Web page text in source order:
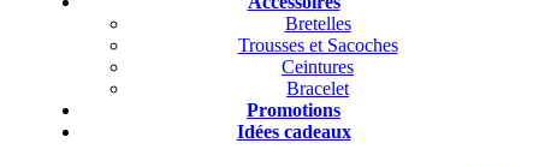
Bretelles
Trousses et Sacoches
Ceintures
Bracelet
Promotions
Idées cadeaux